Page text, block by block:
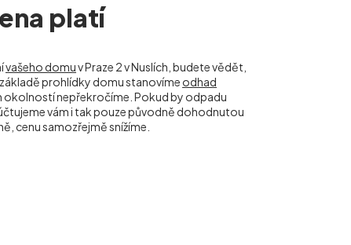
platí
vašeho domuv Praze 2 v Nuslích, budete vědět,
prohlídky domu stanovíme odhad
okolností nepřekročíme. Pokud by odpadu
vám i tak pouze původně dohodnutou
cenu samozřejmě snížíme.